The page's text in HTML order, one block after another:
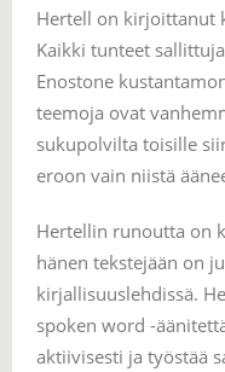
Hertell on kirjoittanut
Kaikki tunteet
Enostone
teemoja ovat
sukupolvilta toisille
eroon vain niistä
Hertellin runoutta on
hänen tekstejään on
kirjallisuuslehdissä.
spoken word -
aktiivisesti ja työstää